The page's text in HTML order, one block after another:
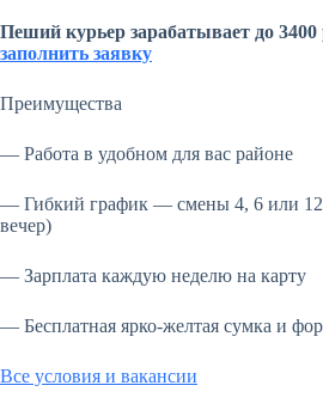
Пеший курьер зарабатывает до 3400
заполнить заявку
Преимущества
— Работа в удобном для вас районе
— Гибкий график — смены 4, 6 или 12
вечер)
— Зарплата каждую неделю на карту
— Бесплатная ярко-желтая сумка и
Все условия и вакансии